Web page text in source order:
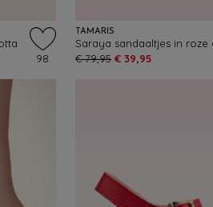
98
TAMARIS
Saraya sandaaltjes in roze
€ 79,95 € 39,95